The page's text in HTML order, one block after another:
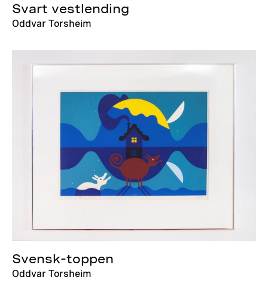
Svart vestlending
Oddvar Torsheim
Svensk-toppen
Oddvar Torsheim